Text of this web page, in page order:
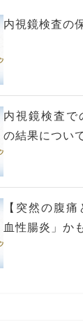
内視鏡検査の
内視鏡検査で
の結果につい
【突然の腹
血性腸炎」か